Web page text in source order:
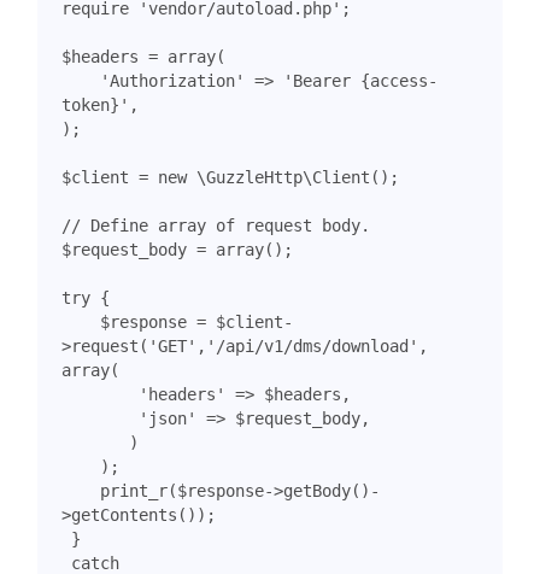
require 'vendor/autoload.php' ;
$headers = array(
'Authorization'
=>
'Bearer {access-
token}' ,
);
$client = new \GuzzleHttp\Client ();
$request_body = array();
try {
$response = $client-
>request ( 'GET' , '/api/v1/dms/download' ,
array(
'headers'
=> $headers ,
'json'
=> $request_body,
)
);
print_r($response->getBody() -
>getContents ());
}
catch